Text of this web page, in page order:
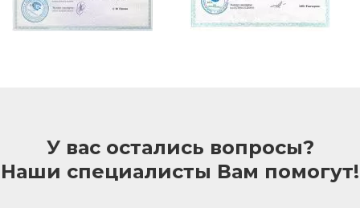
У вас остались вопросы?
Наши специалисты Вам помогут!